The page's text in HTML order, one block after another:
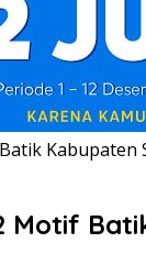
Kabupaten